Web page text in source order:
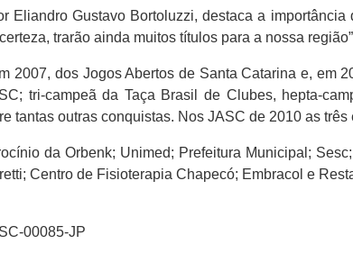
Eliandro Gustavo Bortoluzzi, destaca a
trarão ainda muitos títulos para a nossa
2007, dos Jogos Abertos de Santa Catarina e, em
tri-campeã da Taça Brasil de Clubes, hepta-
tantas outras conquistas. Nos JASC de 2010 as
da Orbenk; Unimed; Prefeitura Municipal;
Centro de Fisioterapia Chapecó; Embracol e
00085-JP